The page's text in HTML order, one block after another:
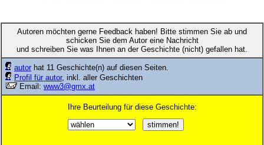
Autoren möchten gerne Feedback haben! Bitte stimmen Sie ab und
schicken Sie dem Autor eine Nachricht
und schreiben Sie was Ihnen an der Geschichte (nicht) gefallen hat.
autor hat 11 Geschichte(n) auf diesen Seiten.
Profil für autor, inkl. aller Geschichten
Email: www3@gmx.at
Ihre Beurteilung für diese Geschichte: